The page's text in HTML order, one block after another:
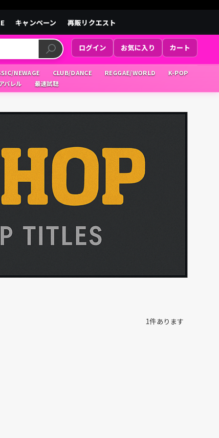
キャンペーン 再販リクエスト
ログイン お気に入り カート
NEWAGE CLUB/DANCE REGGAE/WORLD
K-POP
パレル 最速試聴
1件あります